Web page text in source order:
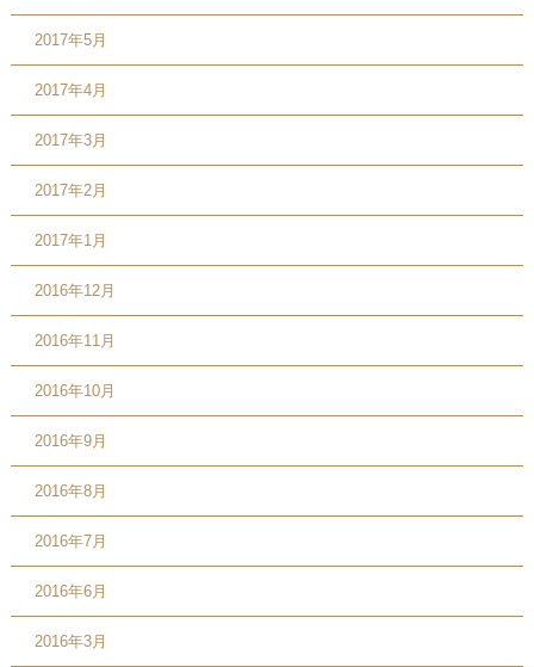
2017年5月
2017年4月
2017年3月
2017年2月
2017年1月
2016年12月
2016年11月
2016年10月
2016年9月
2016年8月
2016年7月
2016年6月
2016年3月